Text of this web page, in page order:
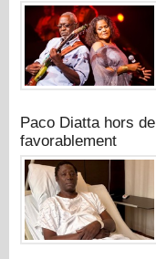
Paco Diatta hors
favorablement